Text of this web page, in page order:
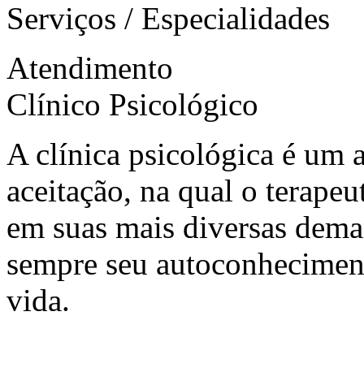
Serviços / Especialidades
Atendimento
Clínico Psicológico
A clínica psicológica é um
aceitação, na qual o
em suas mais diversas
sempre seu
vida.